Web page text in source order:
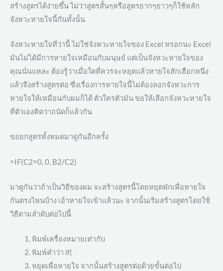
สร้างสูตรได้ง่ายขึ้น ไม่ว่าสูตรสั้นๆหรือสูตรยากๆยาวๆก็ใช้หลัก
จังหวะหายใจนี้กันทั้งนั้น
จังหวะหายใจที่ว่านี้ ไม่ใช่จังหวะหายใจของ Excel หรอกนะ Excel
มันไม่ได้มีการหายใจเหมือนกับมนุษย์ แต่เป็นจังหวะหายใจของ
คุณนั่นแหละ ต้องรู้ว่าเมื่อใดที่ควรจะหยุดแล้วหายใจสักเฮือกหนึ่ง
แล้วจึงสร้างสูตรต่อ ซึ่งเรื่องการหายใจนี้ไม่ต้องลอกจังหวะการ
หายใจให้เหมือนกับผมก็ได้ ตัวใครตัวมัน ขอให้เลือกจังหวะหายใจ
ที่ตัวเองคิดว่าถนัดก็แล้วกัน
ขอยกสูตรทั้งหมดมาดูกันอีกครั้ง
=IF(C2=0, 0, B2/C2)
มาดูกันว่าถ้าเป็นวิธีของผม จะสร้างสูตรนี้โดยหยุดพักเพื่อหายใจ
กันตรงไหนบ้าง เอ้าหายใจเข้าแล้วนะ จากนั้นเริ่มสร้างสูตรโดยใช้
วิธีตามลำดับต่อไปนี้
พิมพ์เครื่องหมายเท่ากับ
พิมพ์คำว่า if(
หยุดเพื่อหายใจ จากนั้นสร้างสูตรต่อด้วยขั้นต่อไป